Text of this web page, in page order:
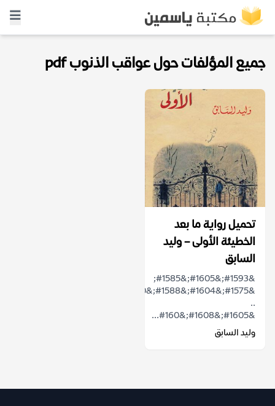
جميع المؤلفات حول عواقب الذنوب pdf
تحميل رواية ما بعد
الخطيئة الأولى – وليد
السابق
&#1593;&#1605;&#1585;
..
&#1605;&#1608;&#160...
وليد السابق